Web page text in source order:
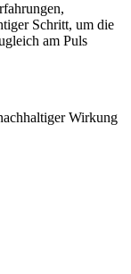
Schritt, um die
am Puls
Wirkung